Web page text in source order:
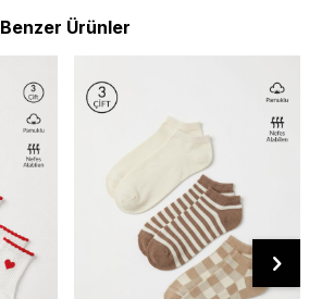
Benzer Ürünler